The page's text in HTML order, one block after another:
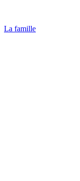
La famille